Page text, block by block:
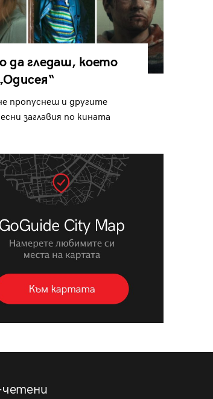
да гледаш, което
пропуснеш и другите
заглавия по кината